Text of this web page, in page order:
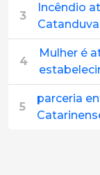
3
Incêndio
4
Mulher é
5
parceria